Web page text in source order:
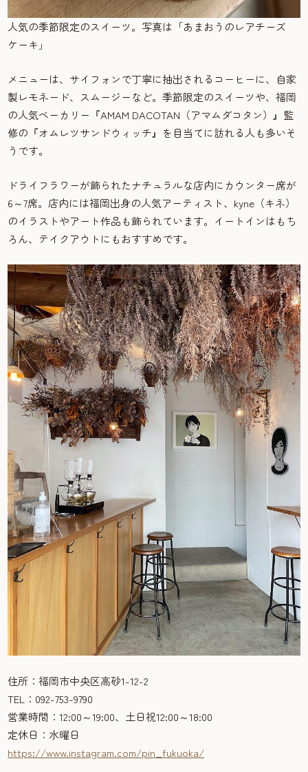
人気の季節限定のスイーツ。写真は「あまおうのレアチーズ
ケーキ」
メニューは、サイフォンで丁寧に抽出されるコーヒーに、自家
製レモネード、スムージーなど。季節限定のスイーツや、福岡
の人気ベーカリー『AMAM DACOTAN（アマムダコタン）』監
修の『オムレツサンドウィッチ』を目当てに訪れる人も多いそ
うです。
ドライフラワーが飾られたナチュラルな店内にカウンター席が
6～7席。店内には福岡出身の人気アーティスト、kyne（キネ）
のイラストやアート作品も飾られています。イートインはもち
ろん、テイクアウトにもおすすめです。
住所：福岡市中央区高砂1-12-2
TEL：092-753-9790
営業時間：12:00～19:00、土日祝12:00～18:00
定休日：水曜日
https://www.instagram.com/pin_fukuoka/